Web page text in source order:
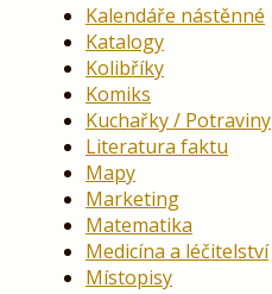
Kalendáře nástěnné
Katalogy
Kolibříky
Komiks
Kuchařky / Potraviny
Literatura faktu
Mapy
Marketing
Matematika
Medicína a léčitelství
Místopisy